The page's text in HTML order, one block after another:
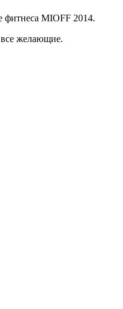
фитнеса MIOFF 2014.
все желающие.